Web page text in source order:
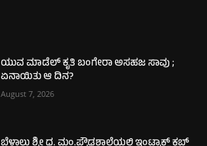
ಯುವ ಮಾಡೆಲ್ ಕೃತಿ ಬಂಗೇರಾ ಅಸಹಜ ಸಾವು ;
ಏನಾಯಿತು ಆ ದಿನ?
August 7, 2026